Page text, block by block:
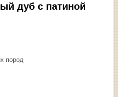
дуб с патиной
пород